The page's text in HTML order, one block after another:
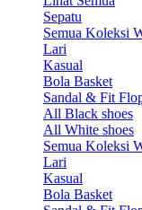
Sepatu
Semua Koleksi
Lari
Kasual
Bola Basket
Sandal & Fit
All Black shoes
All White shoes
Semua Koleksi
Lari
Kasual
Bola Basket